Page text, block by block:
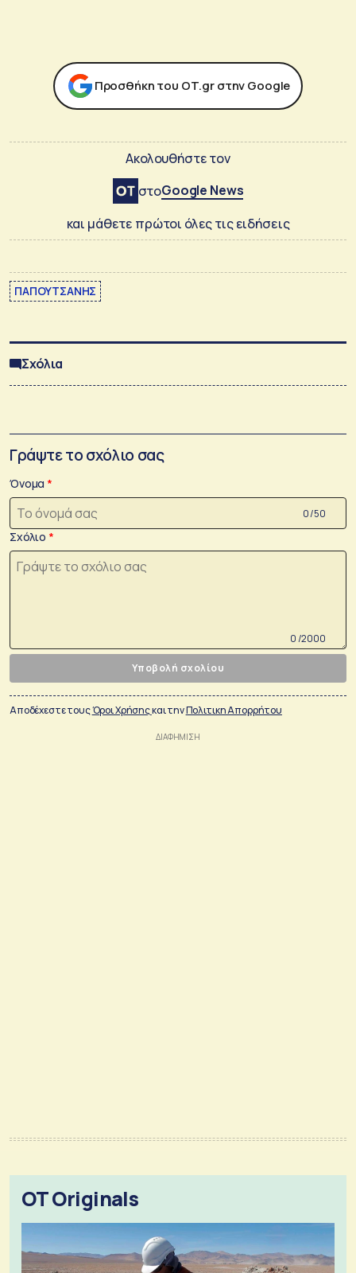
Προσθήκη του ΟΤ.gr στην Google
Ακολουθήστε τον
στοGoogle News
και μάθετε πρώτοι όλες τις ειδήσεις
ΠΑΠΟΥΤΣΑΝΗΣ
Σχόλια
Γράψτε το σχόλιο σας
Όνομα
0 /50
Σχόλιο
0 /2000
Υποβολή σχολίου
Αποδέχεστε τουςΌροι Χρήσηςκαι τηνΠολιτικη Απορρήτου
OT Originals